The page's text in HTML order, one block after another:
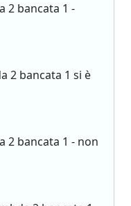
2 bancata 1 -
2 bancata 1 si è
2 bancata 1 - non